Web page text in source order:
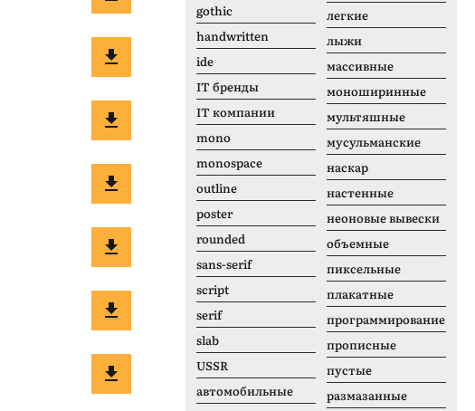
gothic
handwritten
ide
IT бренды
IT компании
mono
monospace
outline
poster
rounded
sans-serif
script
serif
slab
USSR
автомобильные
легкие
лыжи
массивные
моноширинные
мультяшные
мусульманские
наскар
настенные
неоновые вывески
объемные
пиксельные
плакатные
программирование
прописные
пустые
размазанные